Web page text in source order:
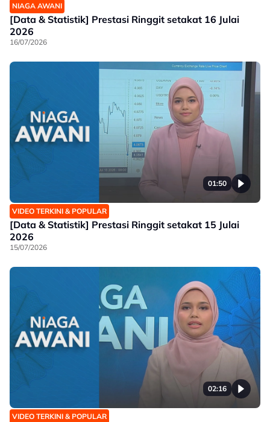
NIAGA AWANI
[Data & Statistik] Prestasi Ringgit setakat 16 Julai
2026
16/07/2026
01:50
VIDEO TERKINI & POPULAR
[Data & Statistik] Prestasi Ringgit setakat 15 Julai
2026
15/07/2026
02:16
VIDEO TERKINI & POPULAR